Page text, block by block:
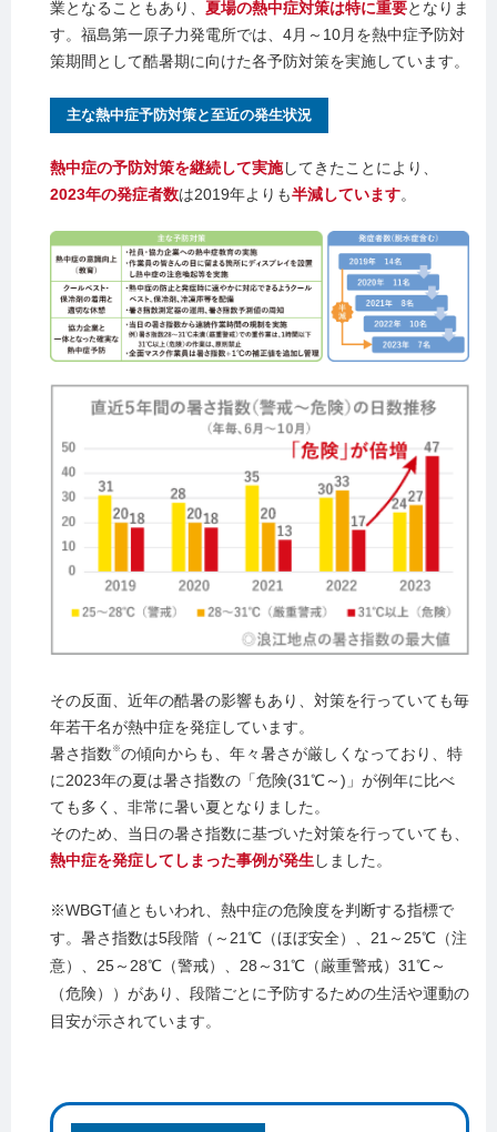
業となることもあり、 夏場の熱中症対策は特に重要となりま
す。福島第一原子力発電所では、4月～10月を熱中症予防対
策期間として酷暑期に向けた各予防対策を実施しています。
主な熱中症予防対策と至近の発生状況
熱中症の予防対策を継続して実施してきたことにより、
2023年の発症者数は2019年よりも半減しています。
その反面、近年の酷暑の影響もあり、対策を行っていても毎
年若干名が熱中症を発症しています。
暑さ指数 ※の傾向からも、年々暑さが厳しくなっており、特
に2023年の夏は暑さ指数の「危険(31℃～)」が例年に比べ
ても多く、非常に暑い夏となりました。
そのため、当日の暑さ指数に基づいた対策を行っていても、
熱中症を発症してしまった事例が発生 しました。
※WBGT値ともいわれ、熱中症の危険度を判断する指標で
す。暑さ指数は5段階（～21℃（ほぼ安全）、21～25℃（注
意）、25～28℃（警戒）、28～31℃（厳重警戒）31℃～
（危険））があり、段階ごとに予防するための生活や運動の
目安が示されています。